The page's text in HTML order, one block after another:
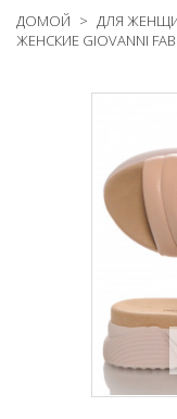
ДОМОЙ > ДЛЯ
ЖЕНСКИЕ GIOVANNI